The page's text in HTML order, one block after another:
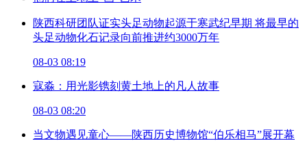
陕西科研团队证实头足动物起源于寒武纪早期 将最早的
头足动物化石记录向前推进约3000万年
08-03 08:19
寇淼：用光影镌刻黄土地上的凡人故事
08-03 08:20
当文物遇见童心——陕西历史博物馆“伯乐相马”展开幕